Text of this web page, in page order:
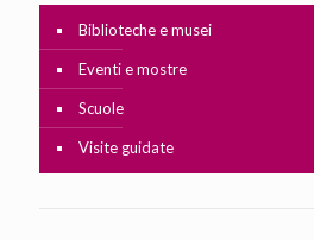
Biblioteche e musei
Eventi e mostre
Scuole
Visite guidate